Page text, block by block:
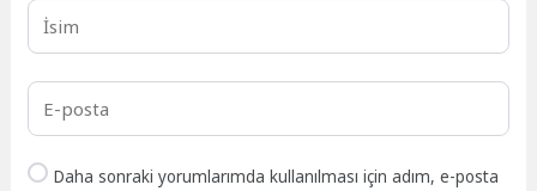
Daha sonraki yorumlarımda kullanılması için adım, e-posta